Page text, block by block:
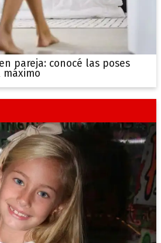
pareja: conocé las poses